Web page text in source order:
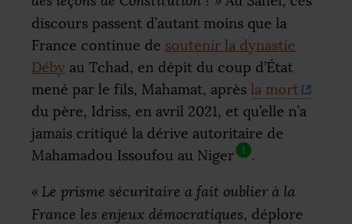
discours passent d’autant moins que la
France continue de soutenir la dynastie
Déby au Tchad, en dépit du coup d’État
mené par le fils, Mahamat, après la mort
du père, Idriss, en avril 2021, et qu’elle n’a
jamais critiqué la dérive autoritaire de
Mahamadou Issoufou au Niger
1 .
« Le prisme sécuritaire a fait oublier à la
France les enjeux démocratiques, déplore